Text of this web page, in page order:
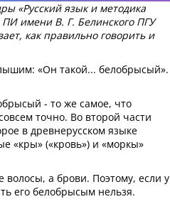
«Русский язык и методика
ПИ имени В. Г. Белинского ПГУ
как правильно говорить и
«Он такой... белобрысый».
- то же самое, что
точно. Во второй части
в древнерусском языке
«кры» («кровь») и «моркы»
волосы, а брови. Поэтому, если у
его белобрысым нельзя.